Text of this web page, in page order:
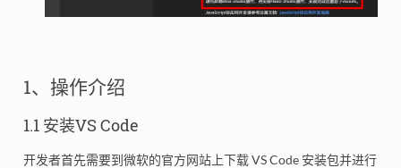
1、操作介绍
1.1 安装VS Code
开发者首先需要到微软的官方网站上下载 VS Code 安装包并进行